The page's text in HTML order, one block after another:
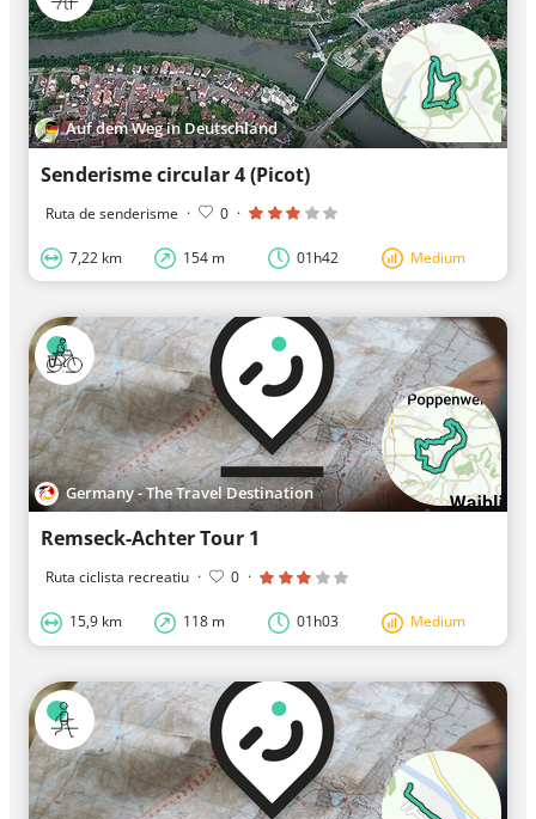
Auf dem Weg in Deutschland
Senderisme circular 4 (Picot)
Ruta de senderisme · 0 ·
7,22 km 154 m 01h42 Medium
Germany - The Travel Destination
Remseck-Achter Tour 1
Ruta ciclista recreatiu · 0 ·
15,9 km 118 m 01h03 Medium